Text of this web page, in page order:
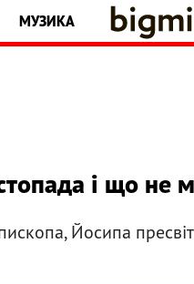
МУЗИКА
і що не
Йосипа